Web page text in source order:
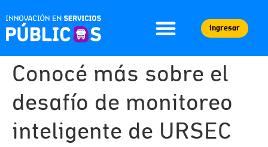
ingresar
Conocé más sobre el
desafío de monitoreo
inteligente de URSEC